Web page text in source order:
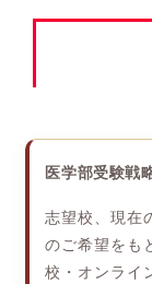
医学部受験戦
志望校、現在
のご希望をも
校・オンライ